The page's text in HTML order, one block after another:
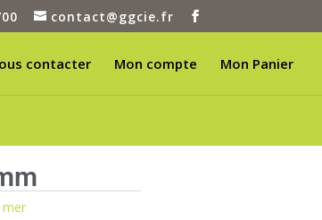
contact@ggcie.fr
contacter Mon compte Mon Panier
mer